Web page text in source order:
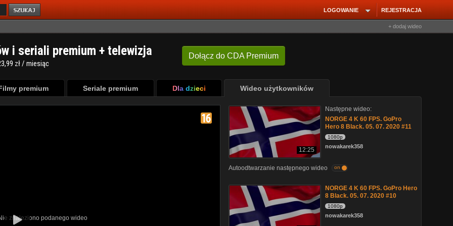
REJESTRACJA
LOGOWANIE
+ dodaj wideo
Dołącz do CDA Premium
i seriali premium + telewizja
zł / miesiąc
premium Seriale premium Dla dzieci Wideo użytkowników
znaleziono podanego wideo
12:25
Następne wideo:
NORGE 4 K 60 FPS. GoPro
Hero 8 Black. 05. 07. 2020 #11
1080p
nowakarek358
Autoodtwarzanie następnego wideo on
NORGE 4 K 60 FPS. GoPro Hero
8 Black. 05. 07. 2020 #10
1080p
nowakarek358